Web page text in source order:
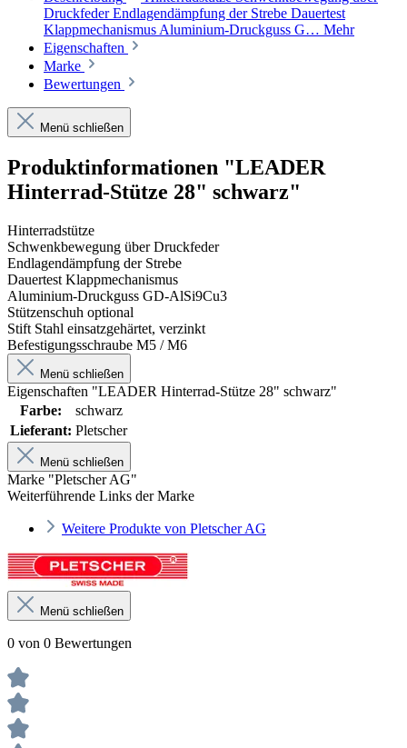
Druckfeder Endlagendämpfung der Strebe Dauertest
Klappmechanismus Aluminium-Druckguss G… Mehr
Eigenschaften
Marke
Bewertungen
Menü schließen
Produktinformationen "LEADER
Hinterrad-Stütze 28" schwarz"
Hinterradstütze
Schwenkbewegung über Druckfeder
Endlagendämpfung der Strebe
Dauertest Klappmechanismus
Aluminium-Druckguss GD-AlSi9Cu3
Stützenschuh optional
Stift Stahl einsatzgehärtet, verzinkt
Befestigungsschraube M5 / M6
Menü schließen
Eigenschaften "LEADER Hinterrad-Stütze 28" schwarz"
Farbe:
schwarz
Lieferant: Pletscher
Menü schließen
Marke "Pletscher AG"
Weiterführende Links der Marke
Weitere Produkte von Pletscher AG
Menü schließen
0 von 0 Bewertungen